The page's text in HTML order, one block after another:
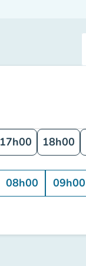
17h00 18h00
08h00 09h00